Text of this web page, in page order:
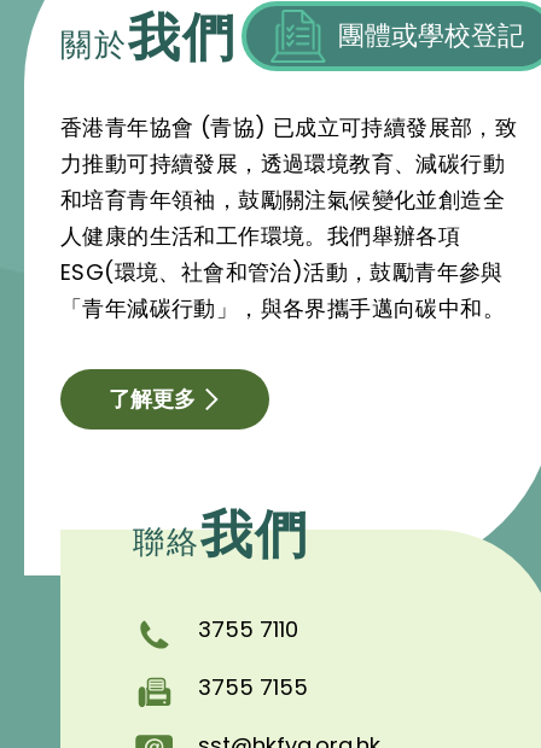
關於我們
香港青年協會 (青協) 已成立可持續發展部，致
力推動可持續發展，透過環境教育、減碳行動
和培育青年領袖，鼓勵關注氣候變化並創造全
人健康的生活和工作環境。我們舉辦各項
ESG(環境、社會和管治)活動，鼓勵青年參與
「青年減碳行動」，與各界攜手邁向碳中和。
了解更多
團體或學校登記
聯絡我們
3755 7110
3755 7155